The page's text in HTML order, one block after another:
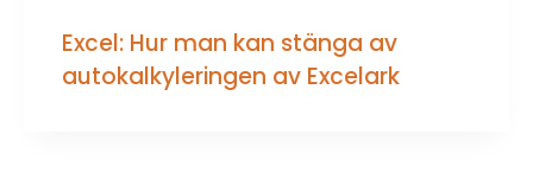
Excel: Hur man kan stänga av
autokalkyleringen av Excelark